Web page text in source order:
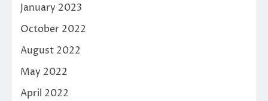
January 2023
October 2022
August 2022
May 2022
April 2022